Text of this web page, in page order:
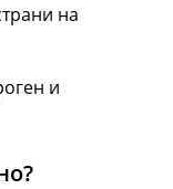
на
и